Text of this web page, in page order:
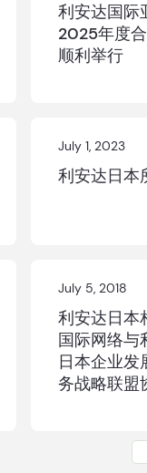
利安达国际
2025年度
顺利举行
July 1, 2023
利安达日本
July 5, 2018
利安达日本
国际网络与
日本企业发
务战略联盟